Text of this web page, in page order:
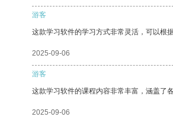
游客
这款学习软件的学习方式非常灵活，可以根
2025-09-06
游客
这款学习软件的课程内容非常丰富，涵盖了
2025-09-06